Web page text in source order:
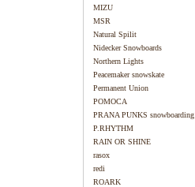
MIZU
MSR
Natural Spilit
Nidecker Snowboards
Northern Lights
Peacemaker snowskate
Permanent Union
POMOCA
PRANA PUNKS snowboarding
P.RHYTHM
RAIN OR SHINE
rasox
redi
ROARK